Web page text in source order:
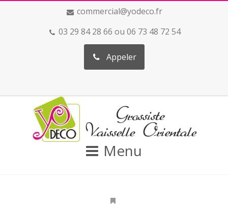
commercial@yodeco.fr
03 29 84 28 66 ou 06 73 48 72 54
Appeler
Menu